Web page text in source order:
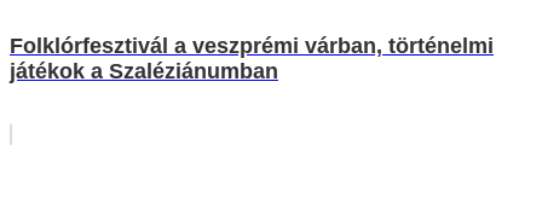
Folklórfesztivál a veszprémi várban, történelmi
játékok a Szaléziánumban